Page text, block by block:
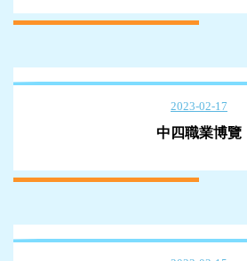
2023-02-17
中四職業博覽